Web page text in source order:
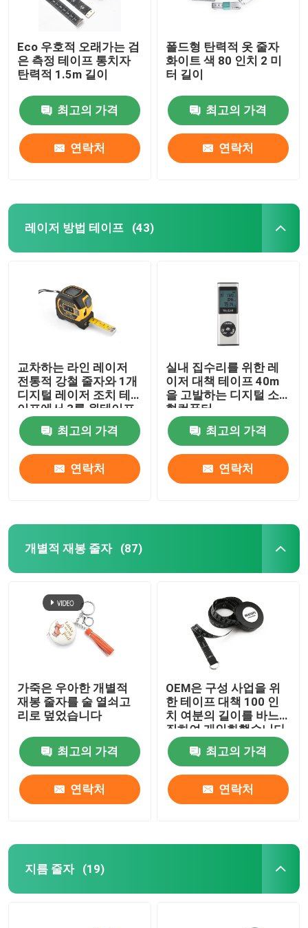
Eco 우호적 오래가는 검
은 측정 테이프 통치자
탄력적 1.5m 길이
최고의 가격
연락처
폴드형 탄력적 옷 줄자
화이트 색 80 인치 2 미
터 길이
최고의 가격
연락처
레이저 방법 테이프 (43)
교차하는 라인 레이저
전통적 강철 줄자와 1개
디지털 레이저 조치 테
이프에서 3를 윈테이프
최고의 가격
연락처
실내 집수리를 위한 레
이저 대책 테이프 40m
을 고발하는 디지털 소
형컴퓨터
최고의 가격
연락처
개별적 재봉 줄자 (87)
가죽은 우아한 개별적
재봉 줄자를 술 열쇠고
리로 덮었습니다
최고의 가격
연락처
OEM은 구성 사업을 위
한 테이프 대책 100 인
치 여분의 길이를 바느
질하여 개인화했습니다
최고의 가격
연락처
지름 줄자 (19)